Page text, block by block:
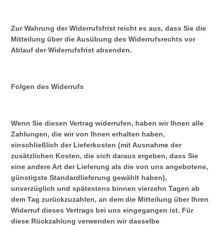
Zur Wahrung der Widerrufsfrist reicht es aus, dass Sie die
Mitteilung über die Ausübung des Widerrufsrechts vor
Ablauf der Widerrufsfrist absenden.
Folgen des Widerrufs
Wenn Sie diesen Vertrag widerrufen, haben wir Ihnen alle
Zahlungen, die wir von Ihnen erhalten haben,
einschließlich der Lieferkosten (mit Ausnahme der
zusätzlichen Kosten, die sich daraus ergeben, dass Sie
eine andere Art der Lieferung als die von uns angebotene,
günstigste Standardlieferung gewählt haben),
unverzüglich und spätestens binnen vierzehn Tagen ab
dem Tag zurückzuzahlen, an dem die Mitteilung über Ihren
Widerruf dieses Vertrags bei uns eingegangen ist. Für
diese Rückzahlung verwenden wir dasselbe